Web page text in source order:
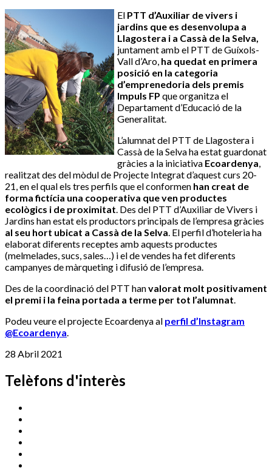
El PTT d’Auxiliar de vivers i
jardins que es desenvolupa a
Llagostera i a Cassà de la Selva,
juntament amb el PTT de Guíxols-
Vall d’Aro, ha quedat en primera
posició en la categoria
d’emprenedoria dels premis
Impuls FP que organitza el
Departament d’Educació de la
Generalitat.
L’alumnat del PTT de Llagostera i
Cassà de la Selva ha estat guardonat
gràcies a la iniciativa Ecoardenya,
realitzat des del mòdul de Projecte Integrat d’aquest curs 20-
21, en el qual els tres perfils que el conformen han creat de
forma fictícia una cooperativa que ven productes
ecològics i de proximitat. Des del PTT d’Auxiliar de Vivers i
Jardins han estat els productors principals de l’empresa gràcies
al seu hort ubicat a Cassà de la Selva. El perfil d’hoteleria ha
elaborat diferents receptes amb aquests productes
(melmelades, sucs, sales…) i el de vendes ha fet diferents
campanyes de màrqueting i difusió de l’empresa.
Des de la coordinació del PTT hanvalorat molt positivament
el premi i la feina portada a terme per tot l’alumnat.
Podeu veure el projecte Ecoardenya al perfil d’Instagram
@Ecoardenya.
28 Abril 2021
Telèfons d'interès